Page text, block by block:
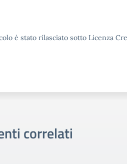
è stato rilasciato sotto Licenza
correlati